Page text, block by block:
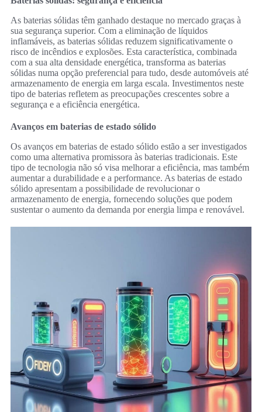
As baterias sólidas têm ganhado destaque no mercado graças à
sua segurança superior. Com a eliminação de líquidos
inflamáveis, as baterias sólidas reduzem significativamente o
risco de incêndios e explosões. Esta característica, combinada
com a sua alta densidade energética, transforma as baterias
sólidas numa opção preferencial para tudo, desde automóveis até
armazenamento de energia em larga escala. Investimentos neste
tipo de baterias refletem as preocupações crescentes sobre a
segurança e a eficiência energética.
Avanços em baterias de estado sólido
Os avanços em baterias de estado sólido estão a ser investigados
como uma alternativa promissora às baterias tradicionais. Este
tipo de tecnologia não só visa melhorar a eficiência, mas também
aumentar a durabilidade e a performance. As baterias de estado
sólido apresentam a possibilidade de revolucionar o
armazenamento de energia, fornecendo soluções que podem
sustentar o aumento da demanda por energia limpa e renovável.